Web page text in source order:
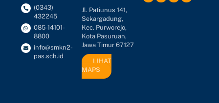
(0343)
432245
085-14101-
8800
info@smkn2-
pas.sch.id
Jl. Patiunus 141,
Sekargadung,
Kec. Purworejo,
Kota Pasuruan,
Jawa Timur 67127
LIHAT
MAPS